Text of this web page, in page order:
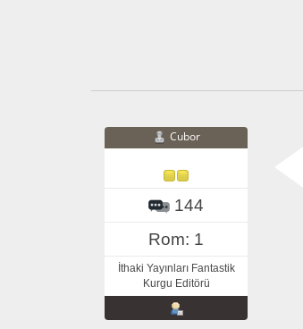
Cubor
144
Rom: 1
İthaki Yayınları Fantastik
Kurgu Editörü